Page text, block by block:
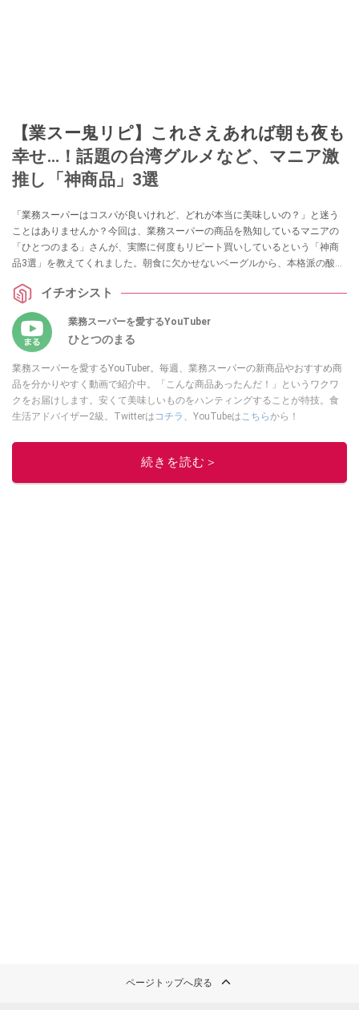
【業スー鬼リピ】これさえあれば朝も夜も
幸せ…！話題の台湾グルメなど、マニア激
推し「神商品」3選
「業務スーパーはコスパが良いけれど、どれが本当に美味しいの？」と迷う
ことはありませんか？今回は、業務スーパーの商品を熟知しているマニアの
「ひとつのまる」さんが、実際に何度もリピート買いしているという「神商
品3選」を教えてくれました。朝食に欠かせないベーグルから、本格派の酸っ
紹介します。イチオシスト
業務スーパーを愛するYouTuber
ひとつのまる
業務スーパーを愛するYouTuber。毎週、業務スーパーの新商品やおすすめ商
品を分かりやすく動画で紹介中。「こんな商品あったんだ！」というワクワ
クをお届けします。安くて美味しいものをハンティングすることが特技。食
生活アドバイザー2級。Twitterは コチラ 、YouTubeはこちらから！
このイチオシストの他の記事を読む
続きを読む＞
ページトップへ戻る